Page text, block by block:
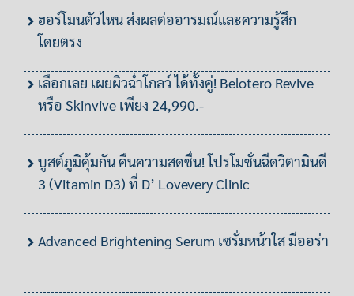
ฮอร์โมนตัวไหน ส่งผลต่ออารมณ์และความรู้สึก
โดยตรง
เลือกเลย เผยผิวฉ่ำโกลว์ ได้ทั้งคู่! Belotero Revive
หรือ Skinvive เพียง 24,990.-
บูสต์ภูมิคุ้มกัน คืนความสดชื่น! โปรโมชั่นฉีดวิตามินดี
3 (Vitamin D3) ที่ D’ Lovevery Clinic
Advanced Brightening Serum เซรั่มหน้าใส มีออร่า